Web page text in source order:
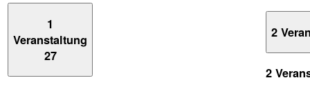
1
Veranstaltung
27
2
2